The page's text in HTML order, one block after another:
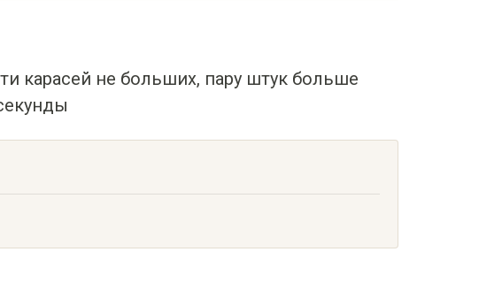
карасей не больших, пару штук больше